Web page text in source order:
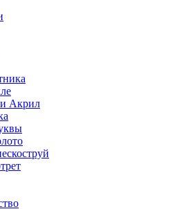
Акрил